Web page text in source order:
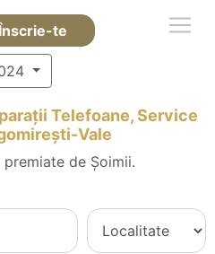
te
Telefoane, Service
Vale
de Șoimii.